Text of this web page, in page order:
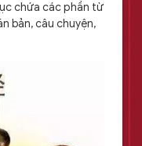
chứa các phần từ
bản, câu chuyện,